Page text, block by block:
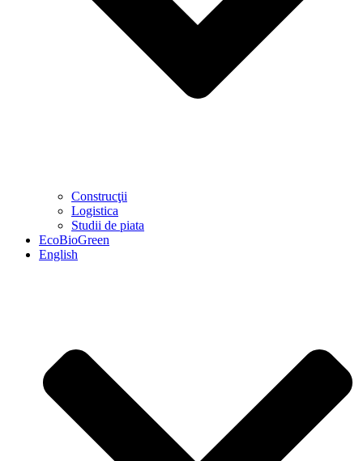
Construcţii
Logistica
Studii de piata
EcoBioGreen
English